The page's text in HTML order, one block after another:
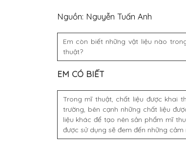
Nguồn: Nguyễn Tuấn Anh
Em còn biết những vật liệu nào
thuật?
EM CÓ BIẾT
Trong mĩ thuật, chất liệu được khai
trường, bên cạnh những chất liệu
liệu khác để tạo nên sản phẩm mĩ
được sử dụng sẽ đem đến những